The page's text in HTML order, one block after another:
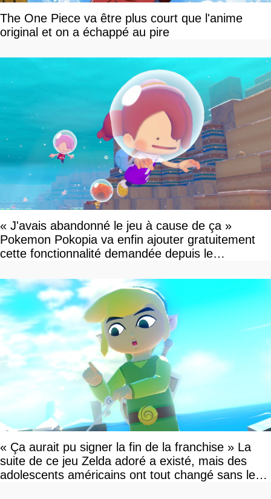
The One Piece va être plus court que l'anime
original et on a échappé au pire
« J'avais abandonné le jeu à cause de ça »
Pokemon Pokopia va enfin ajouter gratuitement
cette fonctionnalité demandée depuis le
« Ça aurait pu signer la fin de la franchise » La
suite de ce jeu Zelda adoré a existé, mais des
adolescents américains ont tout changé sans le